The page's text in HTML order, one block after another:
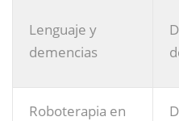
Lenguaje y
demencias
Roboterapia en